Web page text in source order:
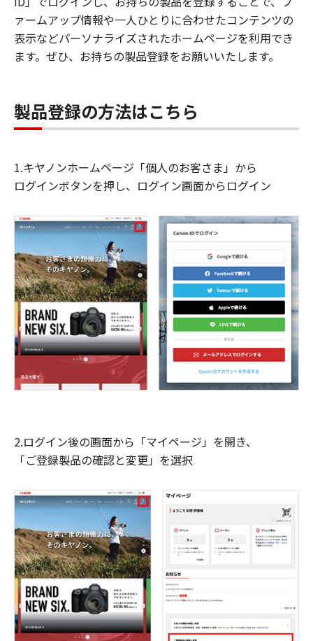
ァームアップ情報や一人ひとりに合わせたコンテンツの
表示などパーソナライズされたホームページを利用でき
ます。ぜひ、お持ちの製品登録をお願いいたします。
製品登録の方法はこちら
1.キヤノンホームページ「個人のお客さま」から
ログインボタンを押し、ログイン画面からログイン
2.ログイン後の画面から「マイページ」を開き、
「ご登録製品の確認と変更」を選択